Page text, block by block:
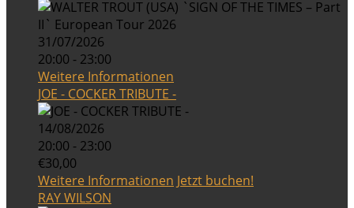
31/07/2026
20:00 - 23:00
Weitere Informationen
JOE - COCKER TRIBUTE -
14/08/2026
20:00 - 23:00
€30,00
Weitere Informationen Jetzt buchen!
RAY WILSON